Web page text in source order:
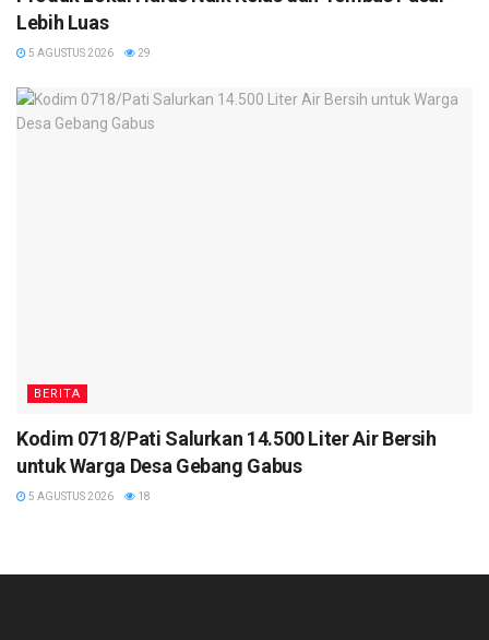
Lebih Luas
5 AGUSTUS 2026 29
BERITA
Kodim 0718/Pati Salurkan 14.500 Liter Air Bersih
untuk Warga Desa Gebang Gabus
5 AGUSTUS 2026 18